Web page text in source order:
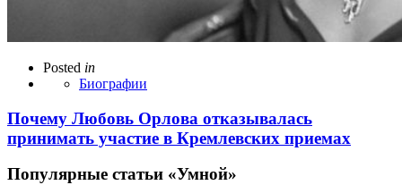
Posted in
Биографии
Почему Любовь Орлова отказывалась
принимать участие в Кремлевских приемах
Популярные статьи «Умной»